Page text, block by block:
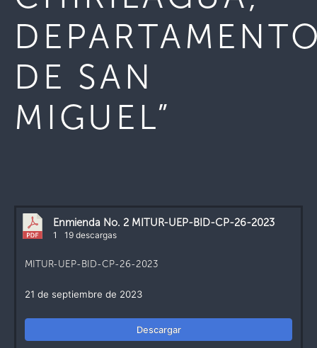
DE SAN
MIGUEL”
Enmienda No. 2 MITUR-UEP-BID-CP-26-2023
1 19 descargas
MITUR-UEP-BID-CP-26-2023
21 de septiembre de 2023
Descargar